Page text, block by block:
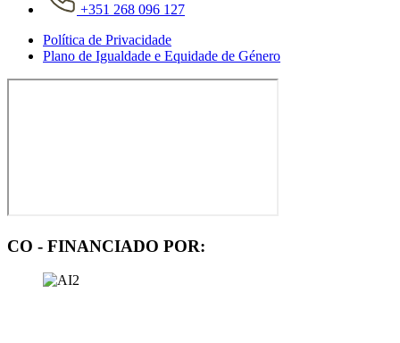
+351 268 096 127
Política de Privacidade
Plano de Igualdade e Equidade de Género
CO - FINANCIADO POR: